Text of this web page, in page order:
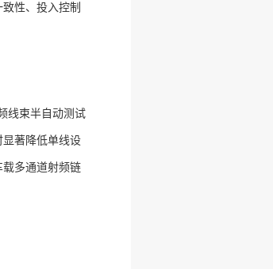
性、投入控制
线束半自动测试
著降低单线设
多通道射频链